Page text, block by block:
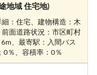
地域 住宅地)
：住宅、建物構造：木
面道路状況：市区町村
、最寄駅：入間バス
0％、容積率：0％